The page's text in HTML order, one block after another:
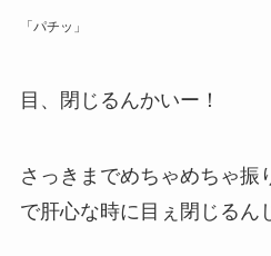
「パチッ」
目、閉じるんかいー！
さっきまでめちゃめちゃ振
で肝心な時に目ぇ閉じるん